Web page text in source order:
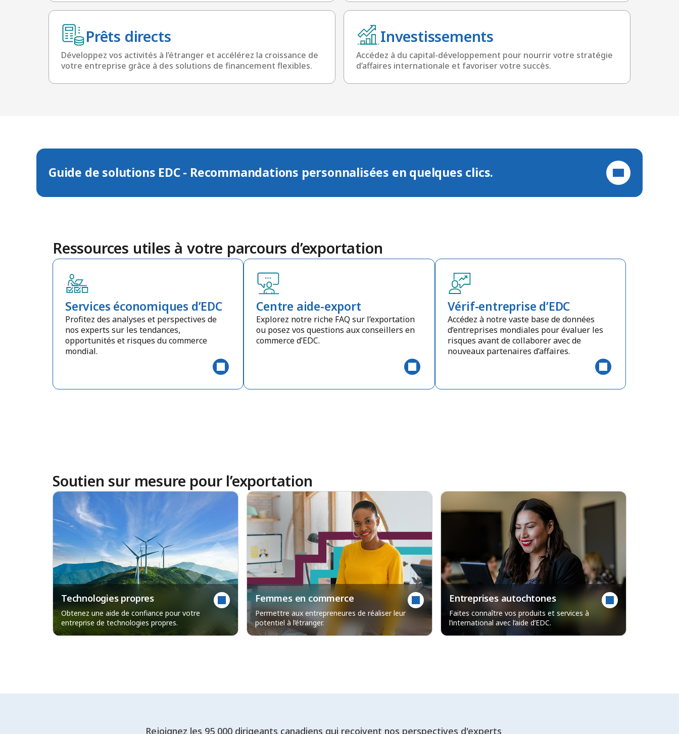
Prêts directs
Développez vos activités à l’étranger et accélérez la croissance de
votre entreprise grâce à des solutions de financement flexibles.
Investissements
Accédez à du capital-développement pour nourrir votre stratégie
d’affaires internationale et favoriser votre succès.
Guide de solutions EDC - Recommandations personnalisées en quelques clics.
Ressources utiles à votre parcours d’exportation
Services économiques d’EDC
Profitez des analyses et perspectives de
nos experts sur les tendances,
opportunités et risques du commerce
mondial.
Centre aide-export
Explorez notre riche FAQ sur l’exportation
ou posez vos questions aux conseillers en
commerce d’EDC.
Vérif-entreprise d’EDC
Accédez à notre vaste base de données
d’entreprises mondiales pour évaluer les
risques avant de collaborer avec de
nouveaux partenaires d’affaires.
Soutien sur mesure pour l’exportation
Technologies propres
Obtenez une aide de confiance pour votre
entreprise de technologies propres.
Femmes en commerce
Permettre aux entrepreneures de réaliser leur
potentiel à l’étranger.
Entreprises autochtones
Faites connaître vos produits et services à
l’international avec l’aide d’EDC.
Rejoignez les 95 000 dirigeants canadiens qui reçoivent nos perspectives d'experts